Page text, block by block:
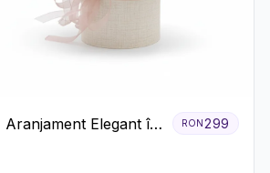
Aranjament Elegant în
RON299